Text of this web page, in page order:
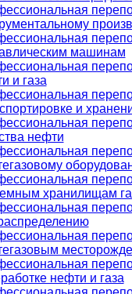
машинам
и газа
и
нефти
хранилищам
нефти и газа